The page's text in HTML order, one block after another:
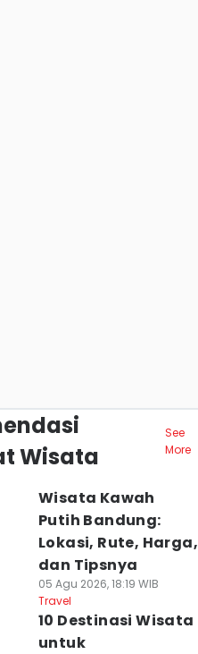
Wisata
See
More
Wisata Kawah
Putih Bandung:
Lokasi, Rute, Harga,
dan Tipsnya
05 Agu 2026, 18:19 WIB
Travel
10 Destinasi Wisata
untuk